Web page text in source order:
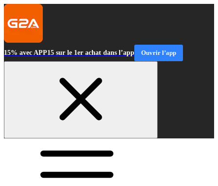
15% avec APP15 sur le 1er achat dans l’app Ouvrir l’app